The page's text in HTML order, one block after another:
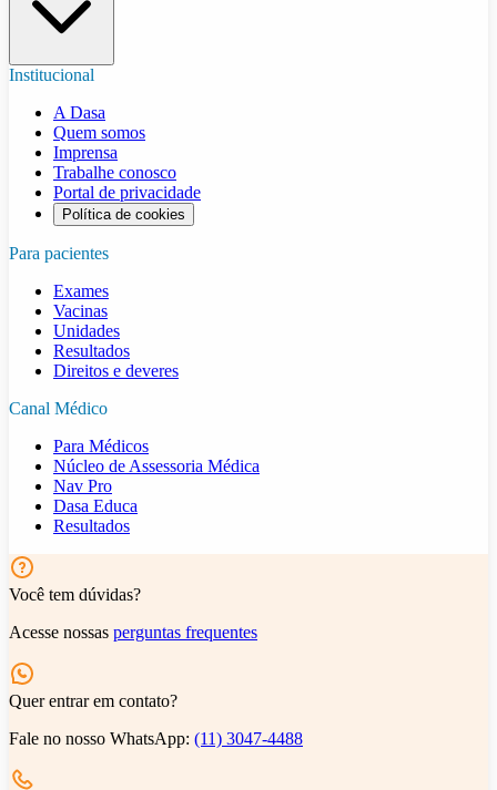
Institucional
A Dasa
Quem somos
Imprensa
Trabalhe conosco
Portal de privacidade
Política de cookies
Para pacientes
Exames
Vacinas
Unidades
Resultados
Direitos e deveres
Canal Médico
Para Médicos
Núcleo de Assessoria Médica
Nav Pro
Dasa Educa
Resultados
Você tem dúvidas?
Acesse nossas perguntas frequentes
Quer entrar em contato?
Fale no nosso WhatsApp: (11) 3047-4488